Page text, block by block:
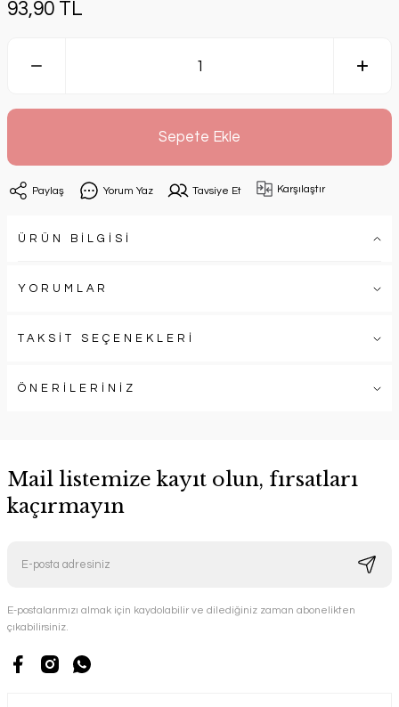
93,90 TL
Sepete Ekle
Paylaş Yorum Yaz Tavsiye Et Karşılaştır
ÜRÜN BİLGİSİ
YORUMLAR
TAKSİT SEÇENEKLERİ
ÖNERİLERİNİZ
Mail listemize kayıt olun, fırsatları
kaçırmayın
E-postalarımızı almak için kaydolabilir ve dilediğiniz zaman abonelikten
çıkabilirsiniz.